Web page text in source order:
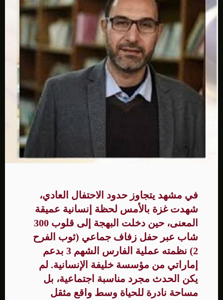
في مشهد يتجاوز حدود الاحتفال العادي،
شهدت غزة بالأمس لحظة إنسانية عميقة
المعنى، حين دخلت البهجة إلى قلوب 300
شاب عبر حفل زفاف جماعي (ثوب الفرح
2) نظمته عملية الفارس الشهم 3 بدعم
إماراتي من مؤسسة خليفة الإنسانية. لم
يكن الحدث مجرد مناسبة اجتماعية، بل
مساحة نادرة للحياة وسط واقع مثقل